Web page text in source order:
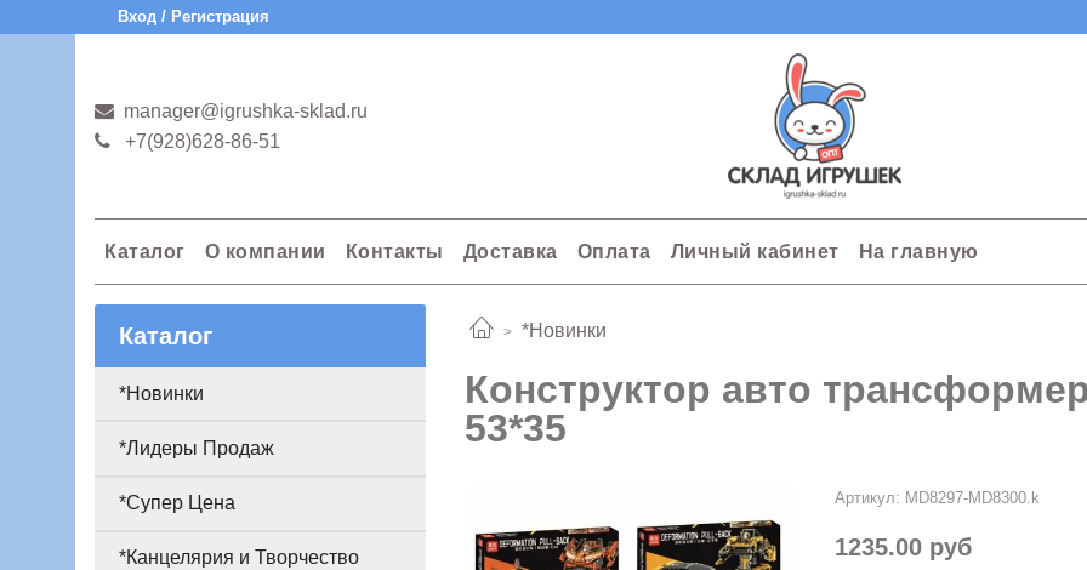
Вход / Регистрация
manager@igrushka-sklad.ru
+7(928)628-86-51
Каталог О компании Контакты Доставка Оплата Личный кабинет На главную
*Новинки
Конструктор авто
53*35
Артикул: MD8297-MD8300.k
1235.00 руб
Каталог
*Новинки
*Лидеры Продаж
*Супер Цена
*Канцелярия и Творчество